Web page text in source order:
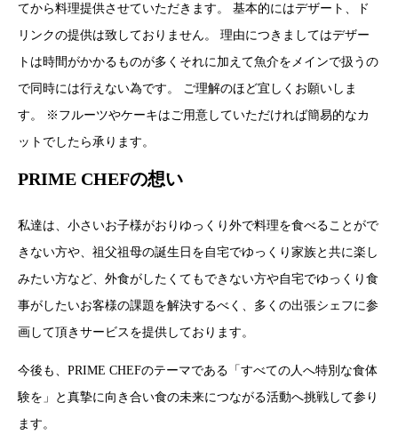
てから料理提供させていただきます。 基本的にはデザート、ド
リンクの提供は致しておりません。 理由につきましてはデザー
トは時間がかかるものが多くそれに加えて魚介をメインで扱うの
で同時には行えない為です。 ご理解のほど宜しくお願いしま
す。 ※フルーツやケーキはご用意していただければ簡易的なカ
ットでしたら承ります。
PRIME CHEFの想い
私達は、小さいお子様がおりゆっくり外で料理を食べることがで
きない方や、祖父祖母の誕生日を自宅でゆっくり家族と共に楽し
みたい方など、外食がしたくてもできない方や自宅でゆっくり食
事がしたいお客様の課題を解決するべく、多くの出張シェフに参
画して頂きサービスを提供しております。
今後も、PRIME CHEFのテーマである「すべての人へ特別な食体
験を」と真摯に向き合い食の未来につながる活動へ挑戦して参り
ます。